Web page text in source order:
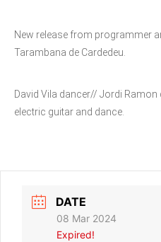
New release from programmer
Tarambana de Cardedeu.
David Vila dancer// Jordi
electric guitar and dance.
DATE
08 Mar 2024
Expired!